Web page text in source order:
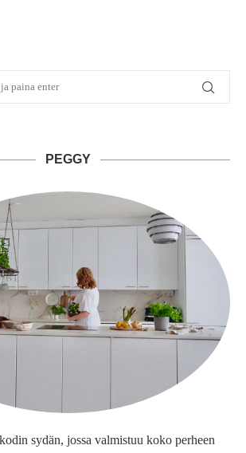
PEGGY
sydän, jossa valmistuu koko perheen